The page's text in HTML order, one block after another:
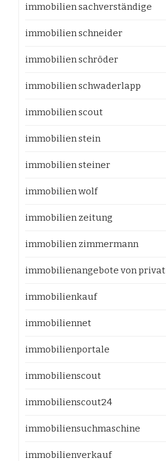
immobilien sachverständige
immobilien schneider
immobilien schröder
immobilien schwaderlapp
immobilien scout
immobilien stein
immobilien steiner
immobilien wolf
immobilien zeitung
immobilien zimmermann
immobilienangebote von privat
immobilienkauf
immobiliennet
immobilienportale
immobilienscout
immobilienscout24
immobiliensuchmaschine
immobilienverkauf